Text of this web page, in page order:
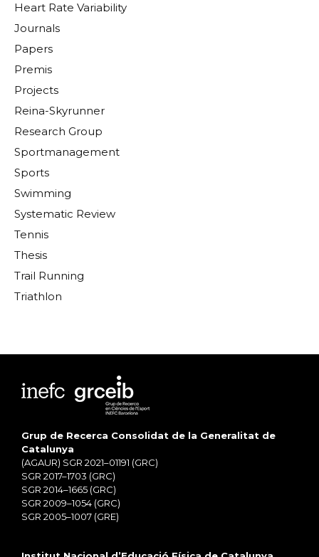
Heart Rate Variability
Journals
Papers
Premis
Projects
Reina-Skyrunner
Research Group
Sportmanagement
Sports
Swimming
Systematic Review
Tennis
Thesis
Trail Running
Triathlon
Grup de Recerca Consolidat de la Generalitat de
Catalunya
(AGAUR) SGR 2021–01191 (GRC)
SGR 2017–1703 (GRC)
SGR 2014–1665 (GRC)
SGR 2009–1054 (GRC)
SGR 2005–1007 (GRE)